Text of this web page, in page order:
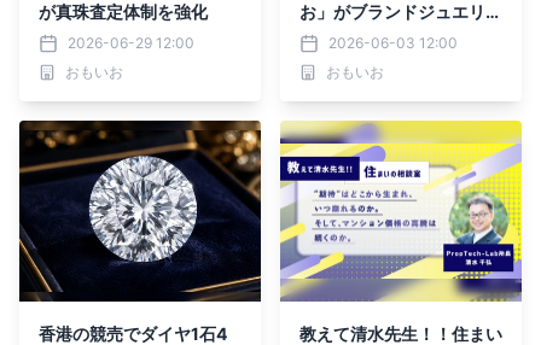
が真珠査定体制を強化
2026-06-29 12:00
おもいお
お」がブランドジュエリー
査定体制を強化
2026-06-03 12:00
おもいお
香港の競売でダイヤ1石4
教えて清水先生！！住まい